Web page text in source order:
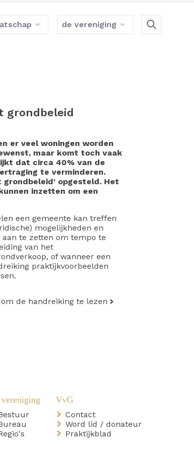
de vereniging
grondbeleid
er veel woningen worden
maar komt toch vaak
dat circa 40% van de
te verminderen.
grondbeleid’ opgesteld. Het
inzetten om een
een gemeente kan treffen
mogelijkheden en
te zetten om tempo te
van het
of wanneer een
praktijkvoorbeelden
de handreiking te lezen
Contact
Word lid / donateur
Praktijkblad